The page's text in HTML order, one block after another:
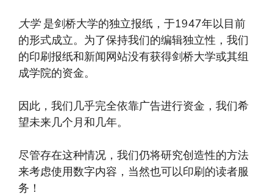
大学是剑桥大学的独立报纸，于1947年以目前
的形式成立。为了保持我们的编辑独立性，我们
的印刷报纸和新闻网站没有获得剑桥大学或其组
成学院的资金。
因此，我们几乎完全依靠广告进行资金，我们希
望未来几个月和几年。
尽管存在这种情况，我们仍将研究创造性的方法
来考虑使用数字内容，当然也可以印刷的读者服
务！